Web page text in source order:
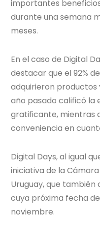
importantes
durante una semana
meses.
En el caso de Digital
destacar que el 92%
adquirieron productos
año pasado calificó la
gratificante, mientras
conveniencia en
Digital Days, al igual
iniciativa de la
Uruguay, que también
cuya próxima fecha
noviembre.